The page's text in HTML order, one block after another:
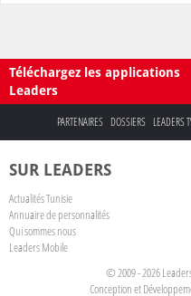
Téléchargez les applications
Leaders
PARTENAIRES DOSSIERS LEADERS
SUR LEADERS
Actualités Tunisie
Annuaire de personnalités
Qui sommes nous
Leaders Mobile
© 2009 - 2026
Conception et